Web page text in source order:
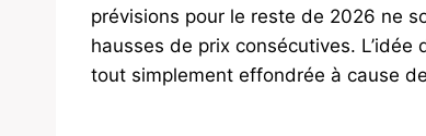
prévisions pour le reste de 2026 ne
hausses de prix consécutives.
tout simplement effondrée à cause de